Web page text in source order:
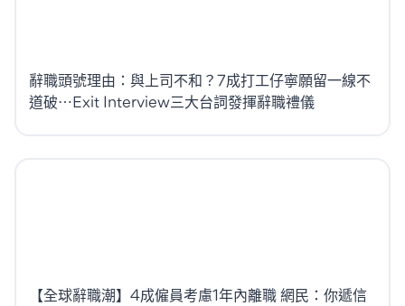
辭職頭號理由：與上司不和？7成打工仔寧願留一線不
道破⋯Exit Interview三大台詞發揮辭職禮儀
【全球辭職潮】4成僱員考慮1年內離職 網民：你遞信